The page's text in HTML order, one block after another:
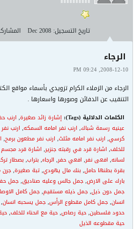
تاريخ التسجيل: Dec 2008
الرجاء
2008-12-10, 09:24 PM
الرجاء من الزملاء الكرام تزويدي بأسماء مواقع
التنقيب عن الدفائن وصورها واسعارها .
الكلمات الدلالية (Tags): إشارة زائد صغيرة, ارنب
عينيه رسمة شباك, ارنب نفر امامه السمكه, ارنب
كرسي, ارنب نفر امامه مثلث, ارنب نفر مطعون برمح,
للخلف, اشارة قرد في رقبته جنزير, اشارة قرد
لسانه, افعى نفر, افعي حفر, الرجاء,بتراب,بصطار
بقرة بطنها حامل,بنك مال يهودي,تبة صغيرة,جرن
بارك على الارض,جمل جالس وعليه صناديق,جمل
جمل دون ذيل,جمل ذيله مستقيم,جمل كامل
انسان,جمل كامل مقطوع الرأس,جمل يسحبه انسان,
حدود فلسطين,حية رصاص,حية مع انحناء للخلف,
حية مقطوعه الذيل